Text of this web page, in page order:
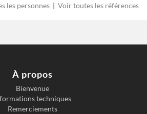
les personnes | Voir toutes les références
À propos
Bienvenue
techniques
Remerciements